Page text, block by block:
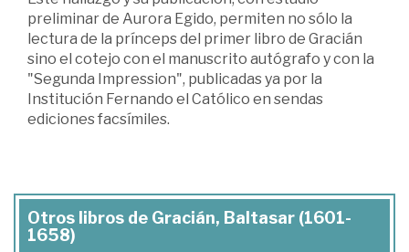
preliminar de Aurora Egido, permiten no sólo la
lectura de la prínceps del primer libro de Gracián
sino el cotejo con el manuscrito autógrafo y con la
"Segunda Impression", publicadas ya por la
Institución Fernando el Católico en sendas
ediciones facsímiles.
Otros libros de Gracián, Baltasar (1601-
1658)